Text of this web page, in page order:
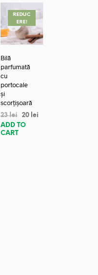
REDUC
ERE!
Bilă
parfumată
cu
portocale
și
scorțișoară
23lei 20 lei
ADD TO
CART